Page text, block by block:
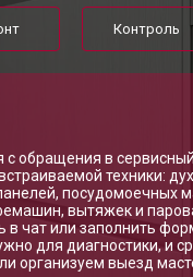
от 1550 ₽
от 1590 ₽
от 1600 ₽
от 1250 ₽
Контроль
с обращения в
техники:
посудомоечных
вытяжек и
в чат или заполнить
для диагностики, и
организуем выезд